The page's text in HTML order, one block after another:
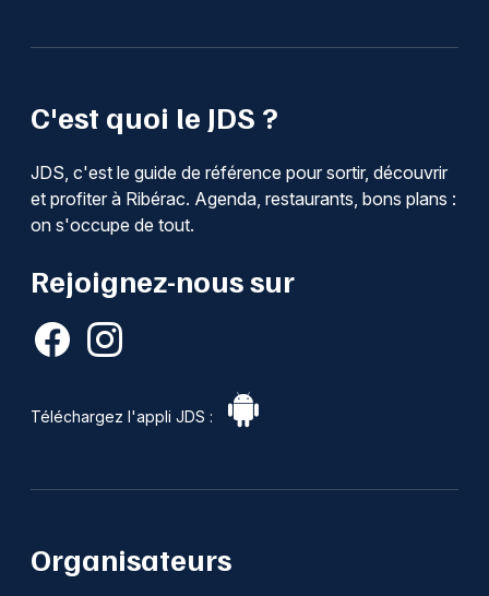
C'est quoi le JDS ?
JDS, c'est le guide de référence pour sortir, découvrir
et profiter à Ribérac. Agenda, restaurants, bons plans :
on s'occupe de tout.
Rejoignez-nous sur
Téléchargez l'appli JDS :
Organisateurs